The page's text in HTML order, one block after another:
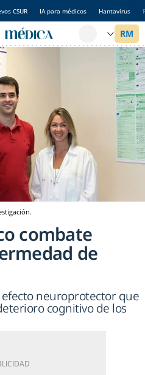
CSUR IA para médicos Hantavirus
combate
de
neuroprotector que
cognitivo de los